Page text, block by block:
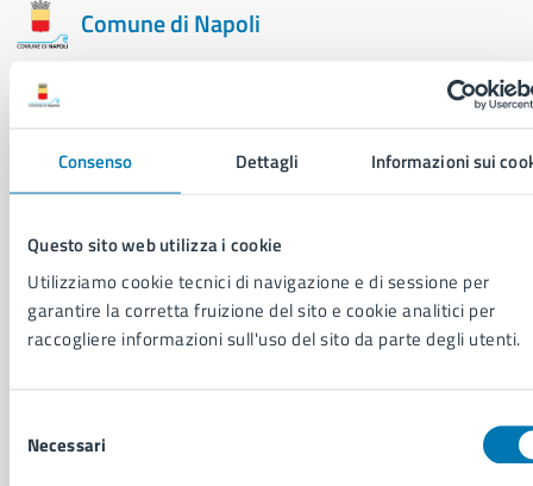
Consenso Dettagli Informazioni sui
Questo sito web utilizza i cookie
Utilizziamo cookie tecnici di navigazione e di sessione per
garantire la corretta fruizione del sito e cookie analitici per
raccogliere informazioni sull'uso del sito da parte degli utenti.
delNecessari
Comune di Napoli
AMMINISTRAZIONE
Organi di governo
Municipalità
Enti e fondazioni
Politici
Personale amministrativo
Documenti e dati
CATEGORIE DI SERVIZIO